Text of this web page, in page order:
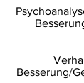
Besserung/